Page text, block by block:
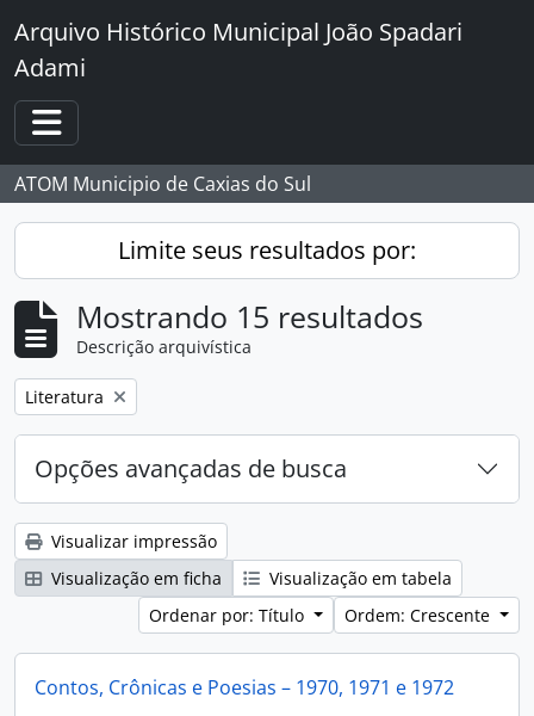
Skip to main content
Arquivo Histórico Municipal João Spadari
Adami
Toggle navigation
ATOM Municipio de Caxias do Sul
Limite seus resultados por:
Mostrando 15 resultados
Descrição arquivística
Remover filtro:
Literatura
Opções avançadas de busca
Visualizar impressão
Visualização em ficha
Visualização em tabela
Ordenar por: Título
Ordem: Crescente
Contos, Crônicas e Poesias – 1970, 1971 e 1972